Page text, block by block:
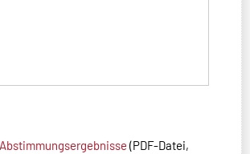
(PDF-Datei,